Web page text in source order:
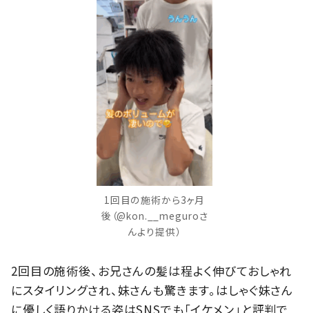
1回目の施術から3ヶ月
後（@kon.__meguroさ
んより提供）
2回目の施術後、お兄さんの髪は程よく伸びておしゃれ
にスタイリングされ、妹さんも驚きます。はしゃぐ妹さん
に優しく語りかける姿はSNSでも「イケメン」と評判で